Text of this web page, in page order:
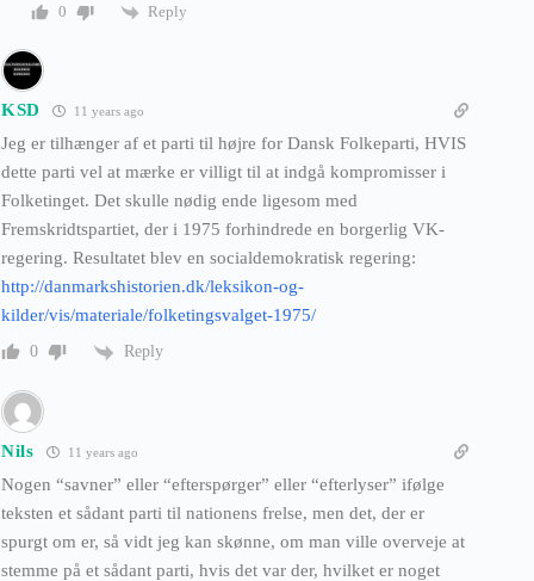
0
Reply
KSD 11 years ago
Jeg er tilhænger af et parti til højre for Dansk Folkeparti, HVIS
dette parti vel at mærke er villigt til at indgå kompromisser i
Folketinget. Det skulle nødig ende ligesom med
Fremskridtspartiet, der i 1975 forhindrede en borgerlig VK-
regering. Resultatet blev en socialdemokratisk regering:
http://danmarkshistorien.dk/leksikon-og-
kilder/vis/materiale/folketingsvalget-1975/
0 Reply
Nils 11 years ago
Nogen “savner” eller “efterspørger” eller “efterlyser” ifølge
teksten et sådant parti til nationens frelse, men det, der er
spurgt om er, så vidt jeg kan skønne, om man ville overveje at
stemme på et sådant parti, hvis det var der, hvilket er noget